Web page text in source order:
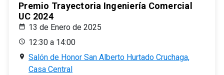
Premio Trayectoria Ingeniería Comercial
UC 2024
13 de Enero de 2025
12:30 a 14:00
Salón de Honor San Alberto Hurtado Cruchaga,
Casa Central